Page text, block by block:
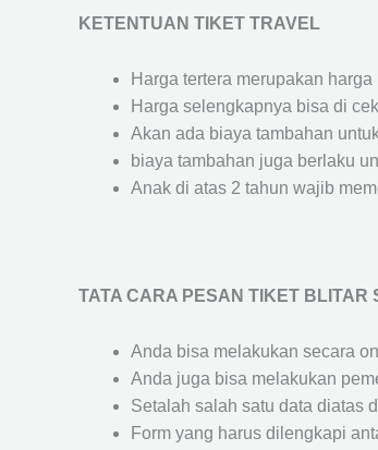
KETENTUAN TIKET TRAVEL
Harga tertera merupakan
Harga selengkapnya bisa di
Akan ada biaya tambahan
biaya tambahan juga berlaku
Anak di atas 2 tahun wajib
TATA CARA PESAN TIKET BLITAR
Anda bisa melakukan secara
Anda juga bisa melakukan
Setalah salah satu data diatas
Form yang harus dilengkapi